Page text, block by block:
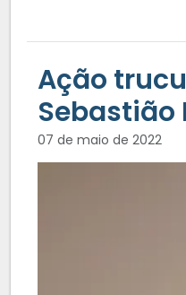
Ação
Sebastião
07 de maio de 2022